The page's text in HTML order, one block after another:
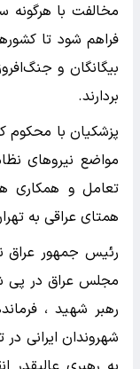
مخالفت با هرگونه
فراهم شود تا
بیگانگان و
بردارند.
پزشکیان با محکوم
مواضع نیروهای
تعامل و همکاری
همتای عراقی به
رئیس جمهور عراق
مجلس عراق در پی
رهبر شهید ،
شهروندان ایرانی